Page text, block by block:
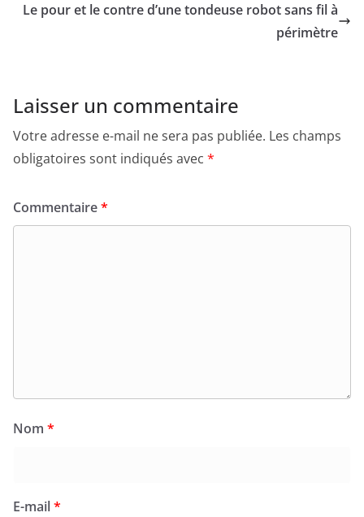
Le pour et le contre d’une tondeuse robot sans fil à
périmètre
Laisser un commentaire
Votre adresse e-mail ne sera pas publiée. Les champs
obligatoires sont indiqués avec *
Commentaire*
Nom *
E-mail*